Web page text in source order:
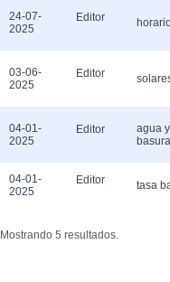
24-07-
2025
Editor
03-06-
2025
Editor
04-01-
2025
Editor
agua y
04-01-
2025
Editor tasa
Mostrando 5 resultados.